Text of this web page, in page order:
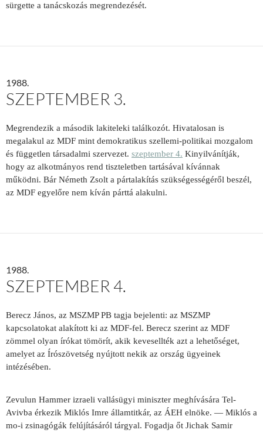
sürgette a tanácskozás megrendezését.
1988.
SZEPTEMBER 3.
Megrendezik a második lakiteleki találkozót. Hivatalosan is
megalakul az MDF mint demokratikus szellemi-politikai mozgalom
és független társadalmi szervezet. szeptember 4. Kinyilvánítják,
hogy az alkotmányos rend tiszteletben tartásával kívánnak
működni. Bár Németh Zsolt a pártalakítás szükségességéről beszél,
az MDF egyelőre nem kíván párttá alakulni.
1988.
SZEPTEMBER 4.
Berecz János, az MSZMP PB tagja bejelenti: az MSZMP
kapcsolatokat alakított ki az MDF-fel. Berecz szerint az MDF
zömmel olyan írókat tömörít, akik kevesellték azt a lehetőséget,
amelyet az Írószövetség nyújtott nekik az ország ügyeinek
intézésében.
Zevulun Hammer izraeli vallásügyi miniszter meghívására Tel-
Avivba érkezik Miklós Imre államtitkár, az ÁEH elnöke. — Miklós a
mo-i zsinagógák felújításáról tárgyal. Fogadja őt Jichak Samir